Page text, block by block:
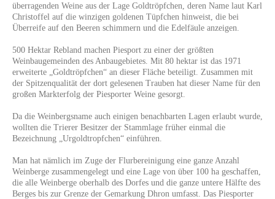
überragenden Weine aus der Lage Goldtröpfchen, deren Name laut Karl
Christoffel auf die winzigen goldenen Tüpfchen hinweist, die bei
Überreife auf den Beeren schimmern und die Edelfäule anzeigen.
500 Hektar Rebland machen Piesport zu einer der größten
Weinbaugemeinden des Anbaugebietes. Mit 80 hektar ist das 1971
erweiterte „Goldtröpfchen“ an dieser Fläche beteiligt. Zusammen mit
der Spitzenqualität der dort gelesenen Trauben hat dieser Name für den
großen Markterfolg der Piesporter Weine gesorgt.
Da die Weinbergsname auch einigen benachbarten Lagen erlaubt wurde,
wollten die Trierer Besitzer der Stammlage früher einmal die
Bezeichnung „Urgoldtropfchen“ einführen.
Man hat nämlich im Zuge der Flurbereinigung eine ganze Anzahl
Weinberge zusammengelegt und eine Lage von über 100 ha geschaffen,
die alle Weinberge oberhalb des Dorfes und die ganze untere Hälfte des
Berges bis zur Grenze der Gemarkung Dhron umfasst. Das Piesporter